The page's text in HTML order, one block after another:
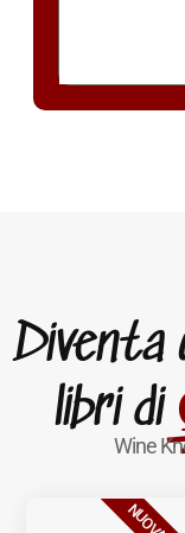
Diventa
libri di
Wine